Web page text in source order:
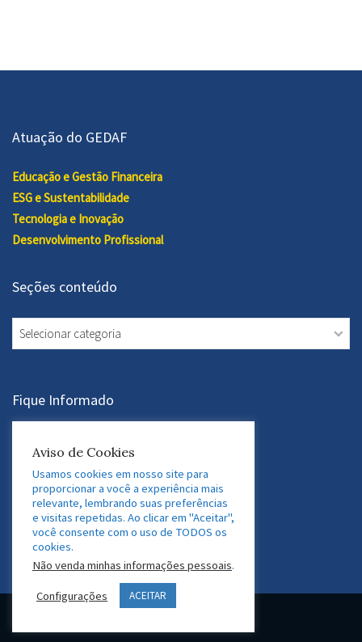
Atuação do GEDAF
Educação e Gestão Financeira
ESG e Sustentabilidade
Tecnologia e Inovação
Desenvolvimento Profissional
Seções conteúdo
Seções
conteúdo
Fique Informado
Assine a Newsletter
Acesse nossas Redes Sociais
Twitter Facebook
Aviso de Cookies
Usamos cookies em nosso site para
proporcionar a você a experiência mais
relevante, lembrando suas preferências
e visitas repetidas. Ao clicar em "Aceitar",
você consente com o uso de TODOS os
cookies.
Não venda minhas informações pessoais.
Configurações ACEITAR